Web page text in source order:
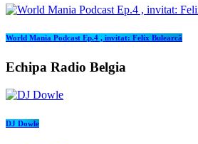
World Mania Podcast Ep.4 , invitat: Felix Bulearcă
Echipa Radio Belgia
DJ Dowle